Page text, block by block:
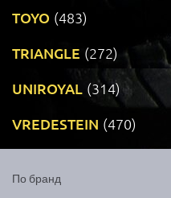
TOYO (483)
TRIANGLE (272)
UNIROYAL (314)
VREDESTEIN (470)
По бранд